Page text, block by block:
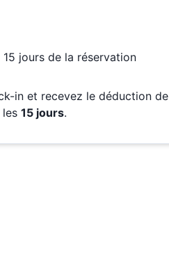
15 jours de la réservation
in et recevez le déduction de
15 jours.